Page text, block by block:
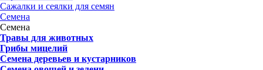
Сажалки и сеялки для семян
Семена
Семена
Травы для животных
Грибы мицелий
Семена деревьев и кустарников